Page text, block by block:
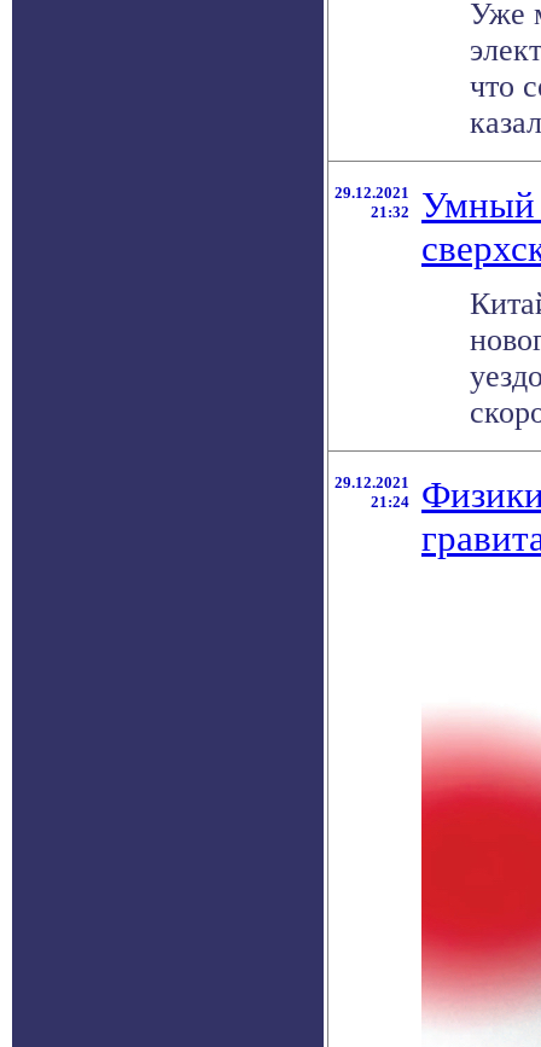
Уже
что
29.12.2021
21:32
Умный
29.12.2021
21:24